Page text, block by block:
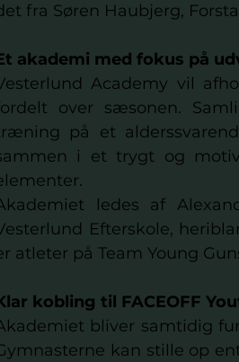
fra Søren Haubjerg,
akademi med fokus på
Academy vil
over sæsonen.
på et
i et trygt og
ledes af
Efterskole,
atleter på Team Young
kobling til FACEOFF
bliver samtidig
kan stille op